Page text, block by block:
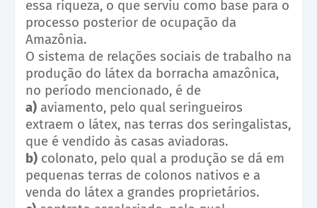
essa riqueza, o que serviu como base para o
processo posterior de ocupação da
Amazônia.
O sistema de relações sociais de trabalho na
produção do látex da borracha amazônica,
no período mencionado, é de
a) aviamento, pelo qual seringueiros
extraem o látex, nas terras dos seringalistas,
que é vendido às casas aviadoras.
b) colonato, pelo qual a produção se dá em
pequenas terras de colonos nativos e a
venda do látex a grandes proprietários.